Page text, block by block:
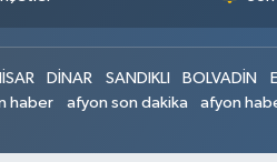
DİNAR SANDIKLI BOLVADİN
haber afyon son dakika afyon